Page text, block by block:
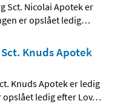
Sct. Nicolai Apotek er
er opslået ledig…
Knuds Apotek
Knuds Apotek er ledig
opslået ledig efter Lov…